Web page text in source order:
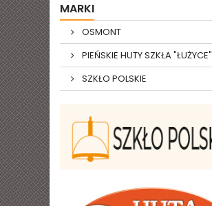
MARKI
OSMONT
PIEŃSKIE HUTY SZKŁA "ŁUŻYCE"
SZKŁO POLSKIE